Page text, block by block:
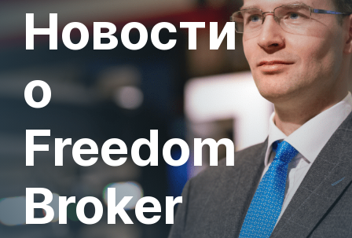
Новости
о
Freedom
Broker